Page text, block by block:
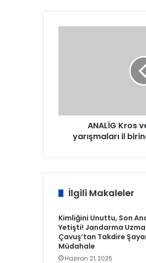
tamamlandı
ANALİG Kros
yarışmaları il
İlgili Makaleler
Kimliğini Unuttu, Son
Yetişti! Jandarma
Çavuş’tan Takdire
Müdahale
Haziran 21, 2025